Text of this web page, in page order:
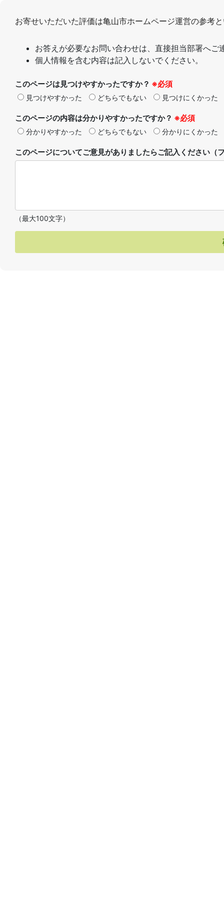
お寄せいただいた評価は亀山市ホームページ運営の参考
お答えが必要なお問い合わせは、直接担当部署へご
個人情報を含む内容は記入しないでください。
このページは見つけやすかったですか？ ※必須
見つけやすかった どちらでもない 見つけにくかった
このページの内容は分かりやすかったですか？ ※必須
分かりやすかった どちらでもない 分かりにくかった
このページについてご意見がありましたらご記入ください
（最大100文字）